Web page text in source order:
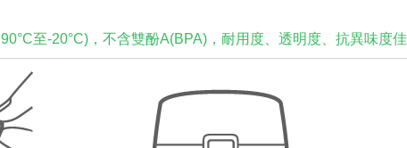
至-20°C)，不含雙酚A(BPA)，耐用度、透明度、抗異味度佳